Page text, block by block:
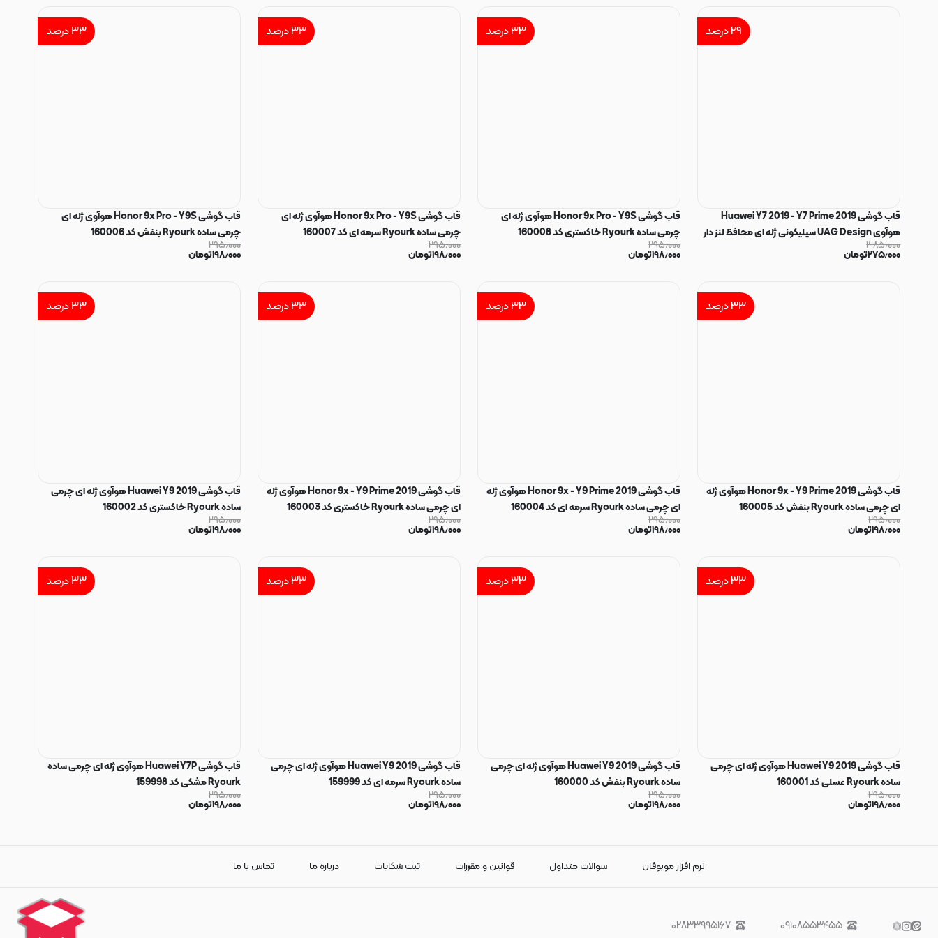
۲۹درصد
قاب گوشی Huawei Y7 2019 - Y7 Prime 2019
هوآوی UAG Design سیلیکونی ژله ای محافظ لنز دار
سبز کد 160139
۳۸۵٫۰۰۰
۲۷۵٫۰۰۰تومان
۳۳درصد
قاب گوشی Honor 9x Pro - Y9S هوآوی ژله ای
چرمی ساده Ryourk خاکستری کد 160008
۲۹۵٫۰۰۰
۱۹۸٫۰۰۰تومان
۳۳درصد
قاب گوشی Honor 9x Pro - Y9S هوآوی ژله ای
چرمی ساده Ryourk سرمه ای کد 160007
۲۹۵٫۰۰۰
۱۹۸٫۰۰۰تومان
۳۳درصد
قاب گوشی Honor 9x Pro - Y9S هوآوی ژله ای
چرمی ساده Ryourk بنفش کد 160006
۲۹۵٫۰۰۰
۱۹۸٫۰۰۰تومان
۳۳درصد
قاب گوشی Honor 9x - Y9 Prime 2019 هوآوی ژله
ای چرمی ساده Ryourk بنفش کد 160005
۲۹۵٫۰۰۰
۱۹۸٫۰۰۰تومان
۳۳درصد
قاب گوشی Honor 9x - Y9 Prime 2019 هوآوی ژله
ای چرمی ساده Ryourk سرمه ای کد 160004
۲۹۵٫۰۰۰
۱۹۸٫۰۰۰تومان
۳۳درصد
قاب گوشی Honor 9x - Y9 Prime 2019 هوآوی ژله
ای چرمی ساده Ryourk خاکستری کد 160003
۲۹۵٫۰۰۰
۱۹۸٫۰۰۰تومان
۳۳درصد
قاب گوشی Huawei Y9 2019 هوآوی ژله ای چرمی
ساده Ryourk خاکستری کد 160002
۲۹۵٫۰۰۰
۱۹۸٫۰۰۰تومان
۳۳درصد
قاب گوشی Huawei Y9 2019 هوآوی ژله ای چرمی
ساده Ryourk عسلی کد 160001
۲۹۵٫۰۰۰
۱۹۸٫۰۰۰تومان
۳۳درصد
قاب گوشی Huawei Y9 2019 هوآوی ژله ای چرمی
ساده Ryourk بنفش کد 160000
۲۹۵٫۰۰۰
۱۹۸٫۰۰۰تومان
۳۳درصد
قاب گوشی Huawei Y9 2019 هوآوی ژله ای چرمی
ساده Ryourk سرمه ای کد 159999
۲۹۵٫۰۰۰
۱۹۸٫۰۰۰تومان
۳۳درصد
قاب گوشی Huawei Y7P هوآوی ژله ای چرمی ساده
Ryourk مشکی کد 159998
۲۹۵٫۰۰۰
۱۹۸٫۰۰۰تومان
نرم افزار موبوفان سوالات متداول قوانین و مقررات ثبت شکایات درباره ما تماس با ما
۰۹۱۰۸۵۵۳۴۵۵ ۰۲۸۳۳۹۹۵۱۶۷